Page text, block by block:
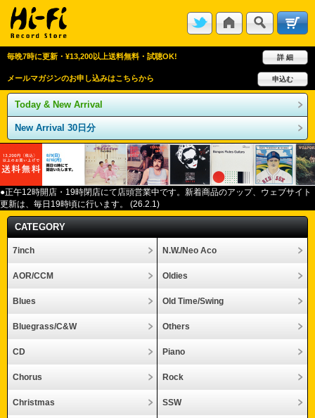
毎晩7時に更新・¥13,200以上送料無料・試聴OK! 詳 細
メールマガジンのお申し込みはこちらから 申込む
Today & New Arrival
New Arrival 30日分
●正午12時開店・ 19時閉店にて店頭営業中です。新着商品のアップ、ウェブサイト
更新は、毎日 19時頃に行います。 (26.2.1)
CATEGORY
7inch N.W./Neo Aco
AOR/CCM Oldies
Blues Old Time/Swing
Bluegrass/C&W Others
CD Piano
Chorus Rock
Christmas SSW